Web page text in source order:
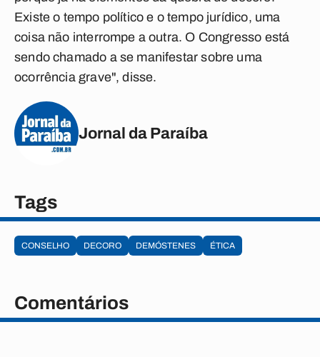
Existe o tempo político e o tempo jurídico, uma
coisa não interrompe a outra. O Congresso está
sendo chamado a se manifestar sobre uma
ocorrência grave", disse.
Jornal da Paraíba
Tags
CONSELHO DECORO DEMÓSTENES ÉTICA
Comentários